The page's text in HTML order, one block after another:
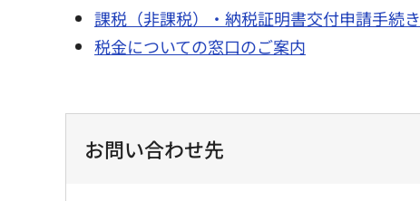
課税（非課税）・納税証明書交付申請手続き
税金についての窓口のご案内
お問い合わせ先